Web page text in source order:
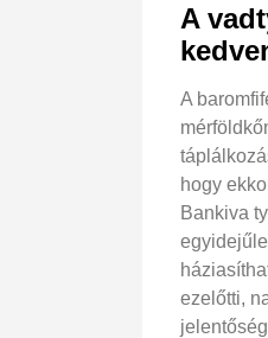
A
A
hogy
Bankiva
ezelőtti,